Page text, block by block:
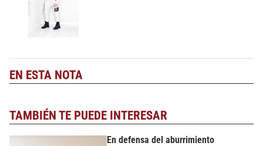
EN ESTA NOTA
TAMBIÉN TE PUEDE INTERESAR
En defensa del aburrimiento